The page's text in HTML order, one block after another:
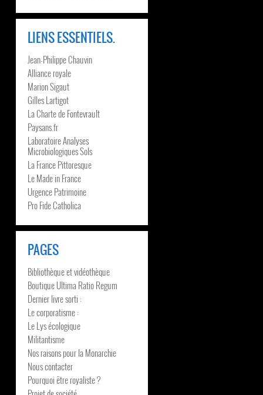
LIENS ESSENTIELS.
Jean-Philippe Chauvin
Alliance royale
Marion Sigaut
Gilles Lartigot
La Charte de Fontevrault
Paysans.fr
Laboratoire Analyses
Microbiologiques Sols
La France Pittoresque
Le Made in France
Urgence Patrimoine
Pro Fide Catholica
PAGES
Bibliothèque et vidéothèque
Boutique Ultima Ratio Regum
Dernier livre sorti :
Le corporatisme :
Le Lys écologique
Militantisme
Nos raisons pour la Monarchie
Nous contacter
Pourquoi être royaliste ?